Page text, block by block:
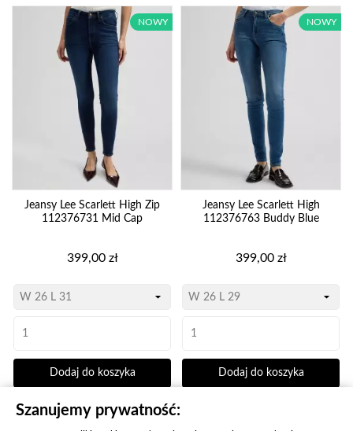
Jeansy Lee Scarlett High Zip
112376731 Mid Cap
Cena
399,00 zł
Dodaj do koszyka
NOWY
Jeansy Lee Scarlett High
112376763 Buddy Blue
Cena
399,00 zł
Dodaj do koszyka
NOWY
Szanujemy prywatność: